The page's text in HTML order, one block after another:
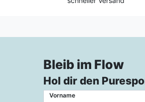
Bleib im Flow
Hol dir den
Vorname